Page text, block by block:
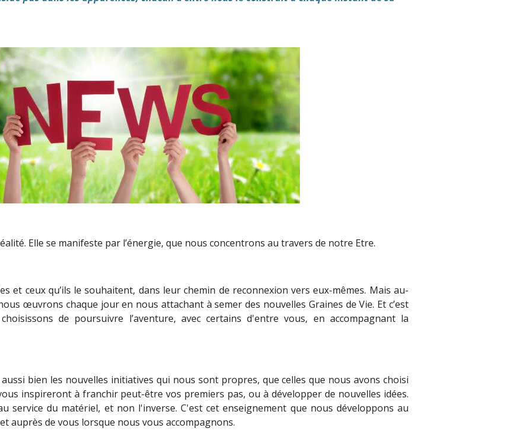
Elle se manifeste par l’énergie, que nous concentrons au travers de notre Etre.
et ceux qu’ils le souhaitent, dans leur chemin de reconnexion vers eux-mêmes. Mais au-
œuvrons chaque jour en nous attachant à semer des nouvelles Graines de Vie. Et c’est
de poursuivre l’aventure, avec certains d'entre vous, en accompagnant la
bien les nouvelles initiatives qui nous sont propres, que celles que nous avons choisi
inspireront à franchir peut-être vos premiers pas, ou à développer de nouvelles idées.
service du matériel, et non l'inverse. C'est cet enseignement que nous développons au
auprès de vous lorsque nous vous accompagnons.